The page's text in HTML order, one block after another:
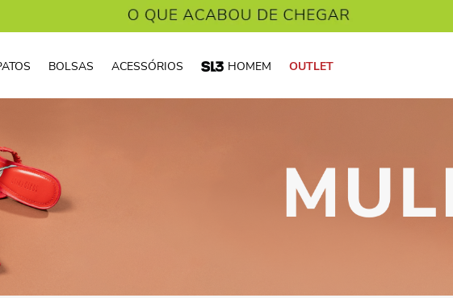
BOLSAS ACESSÓRIOS HOMEM OUTLET